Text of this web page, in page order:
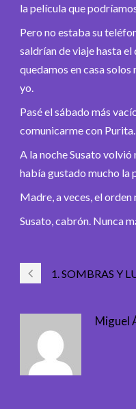
la película que
Pero no estaba su
saldrían de viaje hasta
quedamos en casa solos
yo.
Pasé el sábado más
comunicarme con Purita.
A la noche Susato
había gustado mucho la
Madre, a veces, el
Susato, cabrón. Nunca
1. SOMBRAS Y
Miguel